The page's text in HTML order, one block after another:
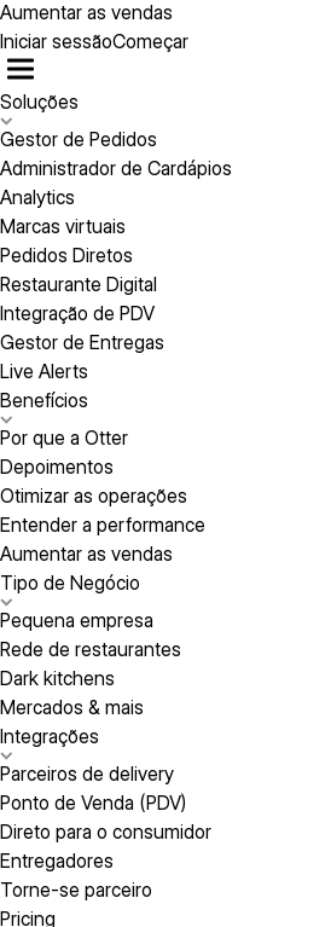
Aumentar as vendas
Iniciar sessãoComeçar
Soluções
Gestor de Pedidos
Administrador de Cardápios
Analytics
Marcas virtuais
Pedidos Diretos
Restaurante Digital
Integração de PDV
Gestor de Entregas
Live Alerts
Benefícios
Por que a Otter
Depoimentos
Otimizar as operações
Entender a performance
Aumentar as vendas
Tipo de Negócio
Pequena empresa
Rede de restaurantes
Dark kitchens
Mercados & mais
Integrações
Parceiros de delivery
Ponto de Venda (PDV)
Direto para o consumidor
Entregadores
Torne-se parceiro
Pricing